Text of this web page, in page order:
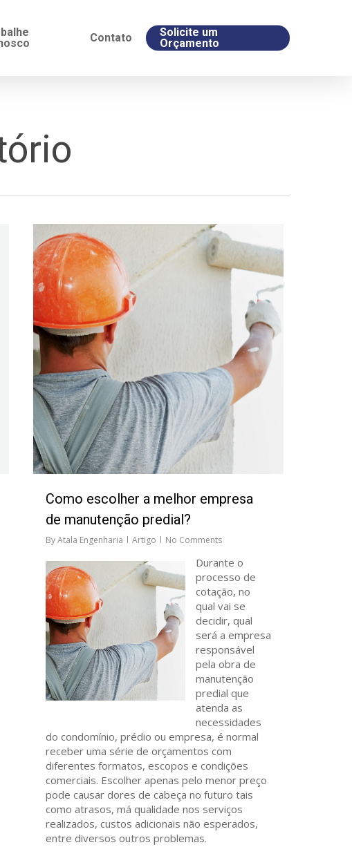
Contato
Solicite um
Orçamento
Como escolher a melhor empresa
de manutenção predial?
ByAtala Engenharia Artigo No Comments
Durante o
processo de
cotação, no
qual vai se
decidir, qual
será a empresa
responsável
pela obra de
manutenção
predial que
atenda as
necessidades
do condomínio, prédio ou empresa, é normal
receber uma série de orçamentos com
diferentes formatos, escopos e condições
comerciais. Escolher apenas pelo menor preço
pode causar dores de cabeça no futuro tais
como atrasos, má qualidade nos serviços
realizados, custos adicionais não esperados,
entre diversos outros problemas.